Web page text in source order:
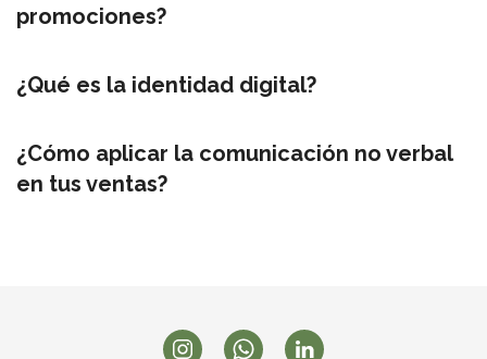
promociones?
¿Qué es la identidad digital?
¿Cómo aplicar la comunicación no verbal
en tus ventas?